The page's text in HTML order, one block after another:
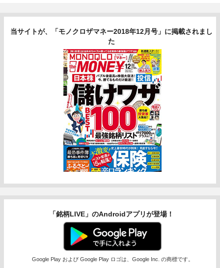
当サイトが、「モノクロザマネー2018年12月号」に掲載されまし
た
「銘柄LIVE」のAndroidアプリが登場！
Google Play および Google Play ロゴは、Google Inc. の商標です。